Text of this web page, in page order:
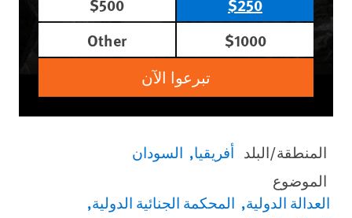
$1000
Other
تبرعوا الآن
المنطقة/البلد أفريقيا السودان
الموضوع
العدالة الدولية المحكمة الجنائية الدولية